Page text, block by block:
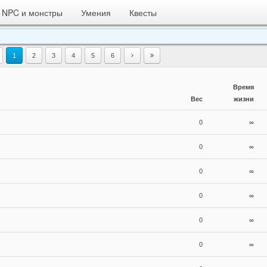
NPC и монстры Умения Квесты
1 2 3 4 5 6
Вес
Время
жизни
0 ∞
0 ∞
0 ∞
0 ∞
0 ∞
0 ∞